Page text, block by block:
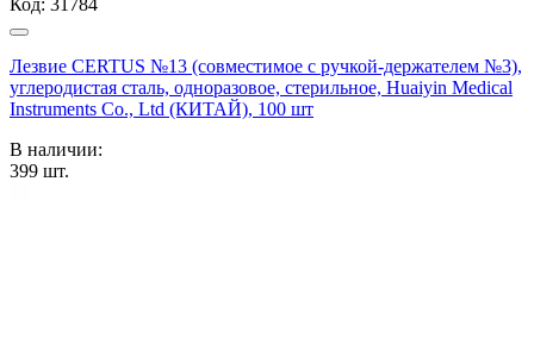
Лезвие CERTUS №13 (совместимое с ручкой-держателем №3),
углеродистая сталь, одноразовое, стерильное, Huaiyin Medical
Instruments Co., Ltd (КИТАЙ), 100 шт
В наличии:
399 шт.